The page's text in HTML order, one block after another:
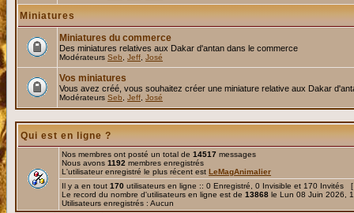
Miniatures
Miniatures du commerce
Des miniatures relatives aux Dakar d'antan dans le commerce
Modérateurs Seb Jeff José
Vos miniatures
Vous avez créé, vous souhaitez créer une miniature relative aux Dakar
Modérateurs Seb Jeff José
Qui est en ligne ?
Nos membres ont posté un total de 14517 messages
Nous avons 1192 membres enregistrés
L'utilisateur enregistré le plus récent est LeMagAnimalier
Il y a en tout 170 utilisateurs en ligne :: 0 Enregistré, 0 Invisible et 170 Invités [
Le record du nombre d'utilisateurs en ligne est de 13868 le Lun 08 Juin 2026,
Utilisateurs enregistrés : Aucun